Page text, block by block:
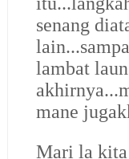
senang
lambat
mane
Mari la kita